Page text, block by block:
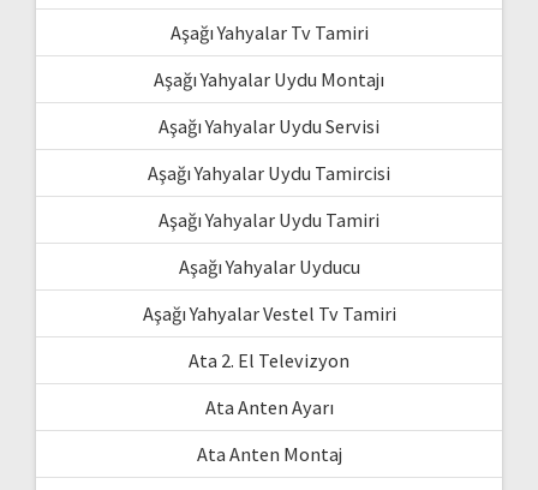
Aşağı Yahyalar Tv Tamiri
Aşağı Yahyalar Uydu Montajı
Aşağı Yahyalar Uydu Servisi
Aşağı Yahyalar Uydu Tamircisi
Aşağı Yahyalar Uydu Tamiri
Aşağı Yahyalar Uyducu
Aşağı Yahyalar Vestel Tv Tamiri
Ata 2. El Televizyon
Ata Anten Ayarı
Ata Anten Montaj